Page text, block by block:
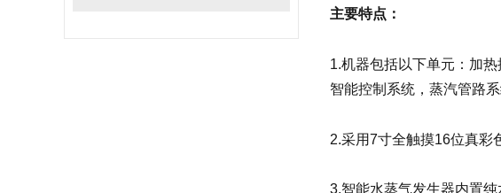
主要特点：
1.机器包括以下单元：加
智能控制系统，蒸汽管路系
2.采用7寸全触摸16位真彩
3.智能水蒸气发生器内置